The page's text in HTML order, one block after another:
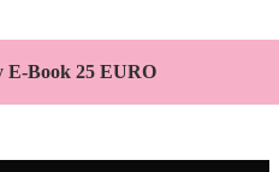
E-Book 25 EURO